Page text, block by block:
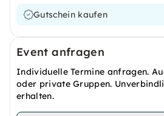
Gutschein kaufen
Event anfragen
Individuelle Termine anfragen.
oder private Gruppen.
erhalten.